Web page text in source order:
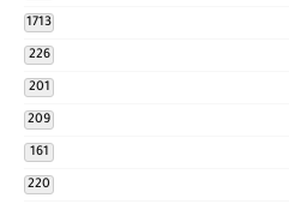
1713
226
201
209
161
220